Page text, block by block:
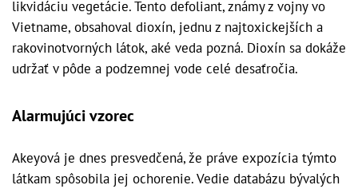
likvidáciu vegetácie. Tento defoliant, známy z vojny vo
Vietname, obsahoval dioxín, jednu z najtoxickejších a
rakovinotvorných látok, aké veda pozná. Dioxín sa dokáže
udržať v pôde a podzemnej vode celé desaťročia.
Alarmujúci vzorec
Akeyová je dnes presvedčená, že práve expozícia týmto
látkam spôsobila jej ochorenie. Vedie databázu bývalých